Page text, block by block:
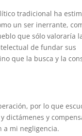
tradicional ha
un ser inerrante,
que sólo valoraría
de fundar sus
que la busca y la
por lo que
dictámenes y
a mi negligencia.